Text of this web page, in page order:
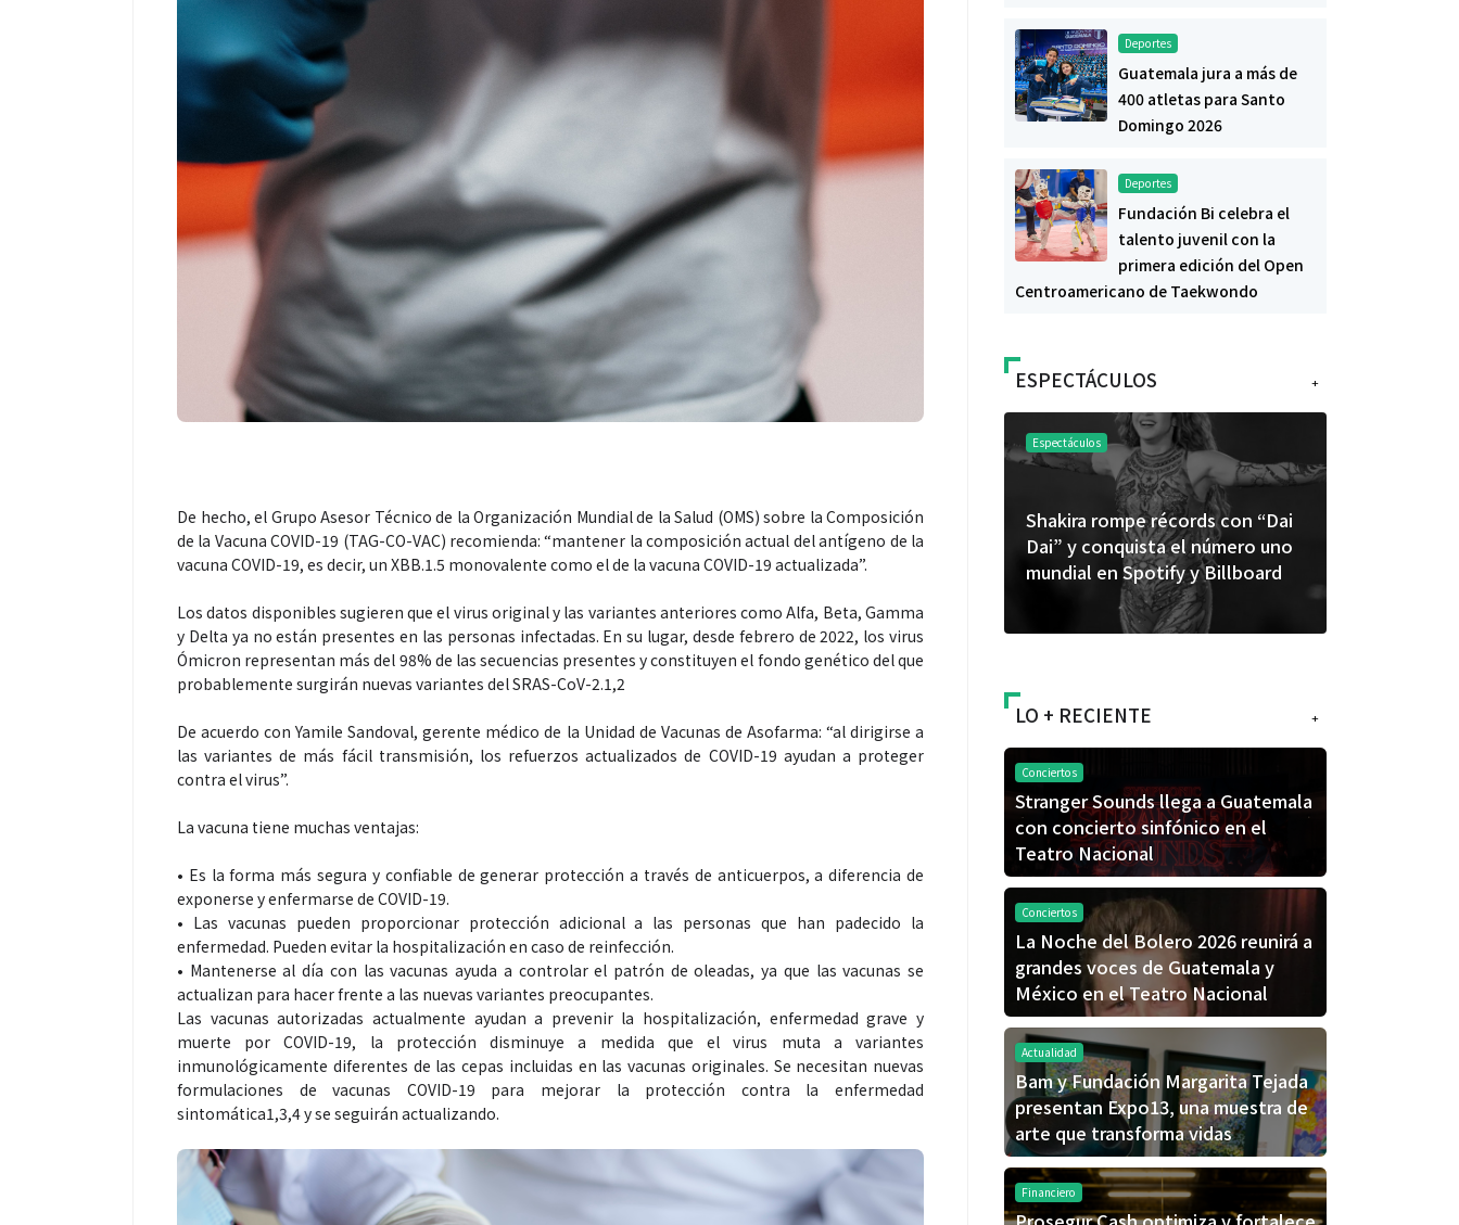
De hecho, el Grupo Asesor Técnico de la Organización Mundial de la Salud (OMS) sobre la Composición
de la Vacuna COVID-19 (TAG-CO-VAC) recomienda: “mantener la composición actual del antígeno de la
vacuna COVID-19, es decir, un XBB.1.5 monovalente como el de la vacuna COVID-19 actualizada”.
Los datos disponibles sugieren que el virus original y las variantes anteriores como Alfa, Beta, Gamma
y Delta ya no están presentes en las personas infectadas. En su lugar, desde febrero de 2022, los virus
Ómicron representan más del 98% de las secuencias presentes y constituyen el fondo genético del que
probablemente surgirán nuevas variantes del SRAS-CoV-2.1,2
De acuerdo con Yamile Sandoval, gerente médico de la Unidad de Vacunas de Asofarma: “al dirigirse a
las variantes de más fácil transmisión, los refuerzos actualizados de COVID-19 ayudan a proteger
contra el virus”.
La vacuna tiene muchas ventajas:
• Es la forma más segura y confiable de generar protección a través de anticuerpos, a diferencia de
exponerse y enfermarse de COVID-19.
• Las vacunas pueden proporcionar protección adicional a las personas que han padecido la
enfermedad. Pueden evitar la hospitalización en caso de reinfección.
• Mantenerse al día con las vacunas ayuda a controlar el patrón de oleadas, ya que las vacunas se
actualizan para hacer frente a las nuevas variantes preocupantes.
Las vacunas autorizadas actualmente ayudan a prevenir la hospitalización, enfermedad grave y
muerte por COVID-19, la protección disminuye a medida que el virus muta a variantes
inmunológicamente diferentes de las cepas incluidas en las vacunas originales. Se necesitan nuevas
formulaciones de vacunas COVID-19 para mejorar la protección contra la enfermedad
sintomática1,3,4 y se seguirán actualizando.
Deportes
Guatemala jura a más de
400 atletas para Santo
Domingo 2026
Deportes
Fundación Bi celebra el
talento juvenil con la
primera edición del Open
Centroamericano de Taekwondo
+
ESPECTÁCULOS
Espectáculos
Shakira rompe récords con “Dai
Dai” y conquista el número uno
mundial en Spotify y Billboard
La marimba une generaciones: el
46.º Festival de Marimba Paiz
transforma la tradición en un
“Donde quiera que estés” el
primer capítulo del universo de
“FRAGMENTOS” su próximo
+
LO + RECIENTE
Conciertos
Stranger Sounds llega a Guatemala
con concierto sinfónico en el
Teatro Nacional
Conciertos
La Noche del Bolero 2026 reunirá a
grandes voces de Guatemala y
México en el Teatro Nacional
Actualidad
Bam y Fundación Margarita Tejada
presentan Expo13, una muestra de
arte que transforma vidas
Financiero